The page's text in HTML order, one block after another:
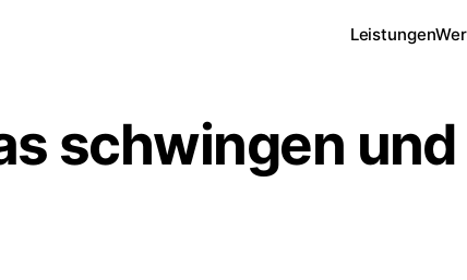
Leistungen
schwingen